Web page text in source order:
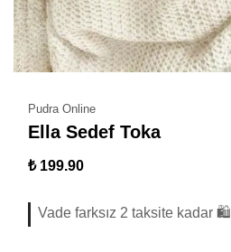
Pudra Online
Ella Sedef Toka
₺ 199.90
Vade farksız 2 taksite kadar 🛍️